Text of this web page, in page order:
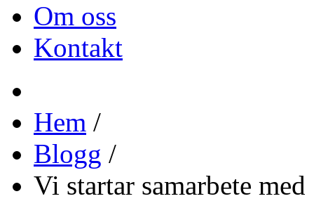
Om oss
Kontakt
Hem /
Blogg /
Vi startar samarbete